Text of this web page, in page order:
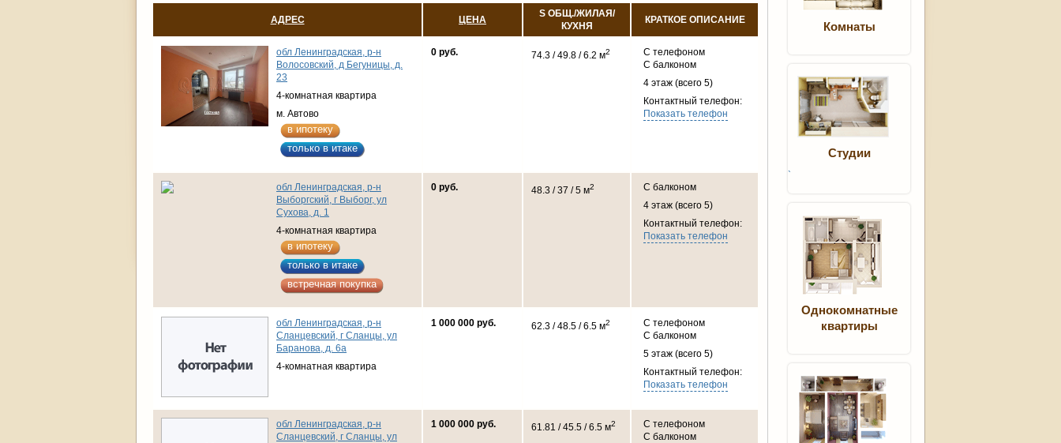
АДРЕС ЦЕНА
S ОБЩ./ЖИЛАЯ/
КУХНЯ
КРАТКОЕ ОПИСАНИЕ
обл Ленинградская, р-н
Волосовский, д Бегуницы, д.
23
4-комнатная квартира
м. Автово
в ипотеку
только в итаке
0 руб. 74.3 / 49.8 / 6.2 м2
С телефоном
С балконом
4 этаж (всего 5)
Контактный телефон:
Показать телефон
обл Ленинградская, р-н
Выборгский, г Выборг, ул
Сухова, д. 1
4-комнатная квартира
в ипотеку
только в итаке
встречная покупка
0 руб. 48.3 / 37 / 5 м2
С балконом
4 этаж (всего 5)
Контактный телефон:
Показать телефон
обл Ленинградская, р-н
Сланцевский, г Сланцы, ул
Баранова, д. 6а
4-комнатная квартира
1 000 000 руб. 62.3 / 48.5 / 6.5 м2
С телефоном
С балконом
5 этаж (всего 5)
Контактный телефон:
Показать телефон
обл Ленинградская, р-н
Сланцевский, г Сланцы, ул
1 000 000 руб. 61.81 / 45.5 / 6.5 м2
С телефоном
С балконом
Комнаты
Студии
`
Однокомнатные
квартиры